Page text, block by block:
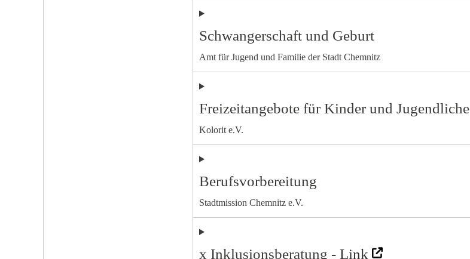
Schwangerschaft und Geburt
Amt für Jugend und Familie der Stadt Chemnitz
Freizeitangebote für Kinder und Jugendliche
Kolorit e.V.
Berufsvorbereitung
Stadtmission Chemnitz e.V.
x Inklusionsberatung - Link